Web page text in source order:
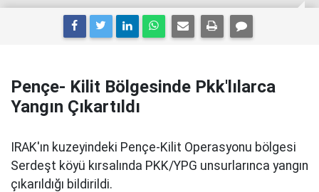
Pençe- Kilit Bölgesinde Pkk'lılarca
Yangın Çıkartıldı
IRAK'ın kuzeyindeki Pençe-Kilit Operasyonu bölgesi
Serdeşt köyü kırsalında PKK/YPG unsurlarınca yangın
çıkarıldığı bildirildi.